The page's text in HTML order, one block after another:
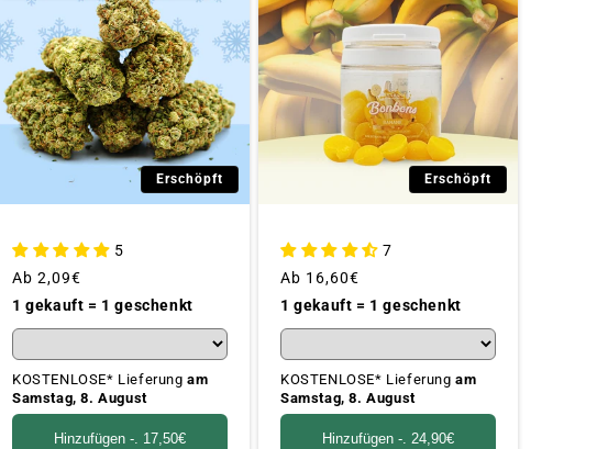
Erschöpft
5
Üblicher
Preis
Ab 2,09€
1 gekauft = 1 geschenkt
KOSTENLOSE* Lieferungam
Samstag, 8. August
Hinzufügen -. 17,50€
Erschöpft
7
Üblicher
Preis
Ab 16,60€
1 gekauft = 1 geschenkt
KOSTENLOSE* Lieferungam
Samstag, 8. August
Hinzufügen -. 24,90€